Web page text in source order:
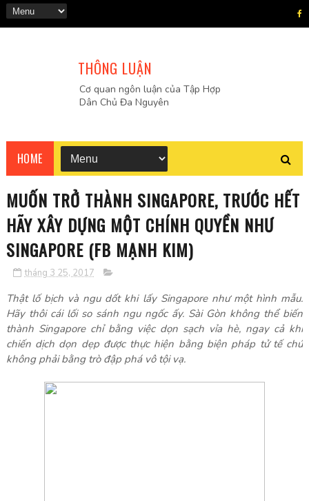
THÔNG LUẬN
Cơ quan ngôn luận của Tập Hợp
Dân Chủ Đa Nguyên
HOME
MUỐN TRỞ THÀNH SINGAPORE, TRƯỚC HẾT
HÃY XÂY DỰNG MỘT CHÍNH QUYỀN NHƯ
SINGAPORE (FB MẠNH KIM)
tháng 3 25, 2017
Thật lố bịch và ngu dốt khi lấy Singapore như một hình mẫu.
Hãy thôi cái lối so sánh ngu ngốc ấy. Sài Gòn không thể biến
thành Singapore chỉ bằng việc dọn sạch vỉa hè, ngay cả khi
chiến dịch dọn dẹp được thực hiện bằng biện pháp tử tế chứ
không phải bằng trò đập phá vô tội vạ.